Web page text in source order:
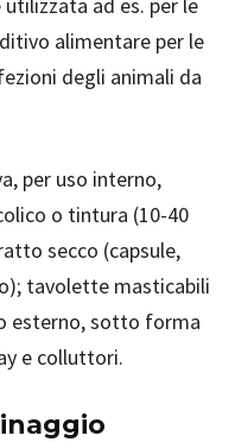
alimentare per le
degli animali da
per uso interno,
o tintura (10-40
secco (capsule,
tavolette masticabili
esterno, sotto forma
e colluttori.